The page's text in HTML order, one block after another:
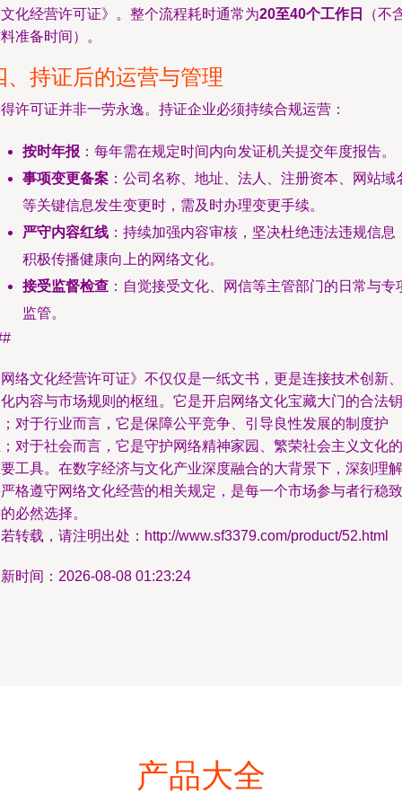
化经营许可证》。整个流程耗时通常为20至40个工作日
（不
准备时间）。
、持证后的运营与管理
许可证并非一劳永逸。持证企业必须持续合规运营：
按时年报 ：每年需在规定时间内向发证机关提交年度报告。
事项变更备案 ：公司名称、地址、法人、注册资本、网站域
等关键信息发生变更时，需及时办理变更手续。
严守内容红线 ：持续加强内容审核，坚决杜绝违法违规信息
积极传播健康向上的网络文化。
接受监督检查 ：自觉接受文化、网信等主管部门的日常与专
监管。
络文化经营许可证》不仅仅是一纸文书，更是连接技术创新、
内容与市场规则的枢纽。它是开启网络文化宝藏大门的合法钥
对于行业而言，它是保障公平竞争、引导良性发展的制度护
对于社会而言，它是守护网络精神家园、繁荣社会主义文化的
工具。在数字经济与文化产业深度融合的大背景下，深刻理解
格遵守网络文化经营的相关规定，是每一个市场参与者行稳致
必然选择。
转载，请注明出处：http://www.sf3379.com/product/52.html
时间：2026-08-08 01:23:24
产品大全